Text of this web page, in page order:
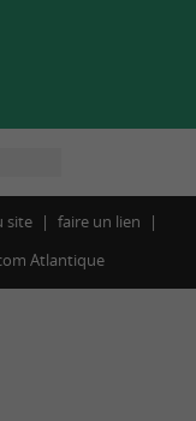
site
faire un lien
Atlantique